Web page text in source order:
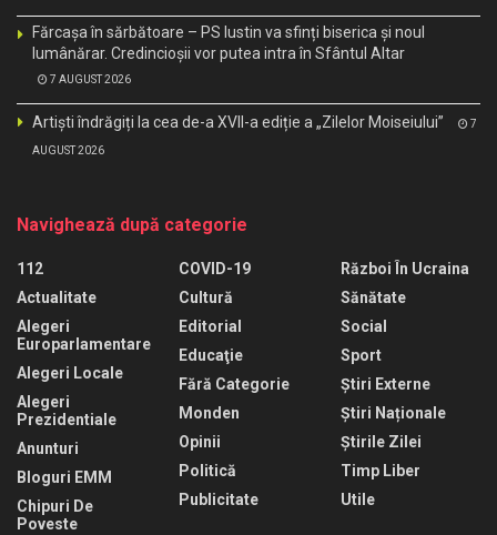
Fărcașa în sărbătoare – PS Iustin va sfinți biserica și noul
lumânărar. Credincioșii vor putea intra în Sfântul Altar
7 AUGUST 2026
Artiști îndrăgiți la cea de-a XVII-a ediție a „Zilelor Moiseiului” 7
AUGUST 2026
Navighează după categorie
112
Actualitate
Alegeri
Europarlamentare
Alegeri Locale
Alegeri
Prezidentiale
Anunturi
Bloguri EMM
Chipuri De
Poveste
COVID-19
Cultură
Editorial
Educaţie
Fără Categorie
Monden
Opinii
Politică
Publicitate
Război În Ucraina
Sănătate
Social
Sport
Știri Externe
Știri Naționale
Știrile Zilei
Timp Liber
Utile